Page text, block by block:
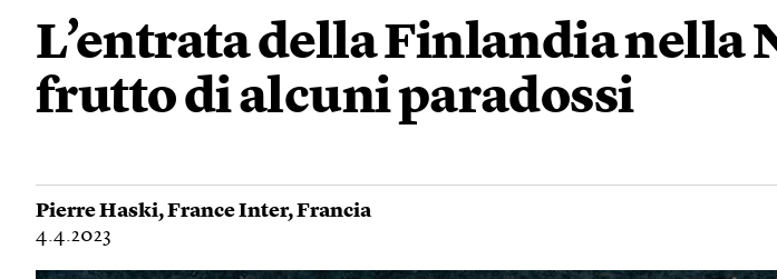
L’entrata della Finlandia nella
frutto di alcuni paradossi
Pierre Haski,France Inter,Francia
4.4.2023